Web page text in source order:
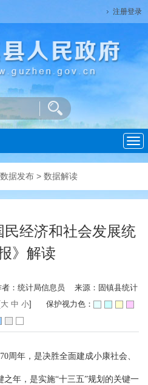
注册登录
导
航
数据发布 > 数据解读
民经济和社会发展统
》解读
：统计局信息员 来源：固镇县统计
大 中 小] 保护视力色：
周年，是决胜全面建成小康社会、
年，是实施“十三五”规划的关键一